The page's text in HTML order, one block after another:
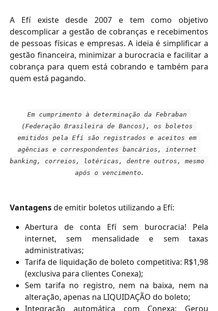
A Efí existe desde 2007 e tem como objetivo
descomplicar a gestão de cobranças e recebimentos
de pessoas físicas e empresas. A ideia é simplificar a
gestão financeira, minimizar a burocracia e facilitar a
cobrança para quem está cobrando e também para
quem está pagando.
Em cumprimento à determinação da Febraban
(Federação Brasileira de Bancos), os boletos
emitidos pela Efí são registrados e aceitos em
agências e correspondentes bancários, internet
banking, correios, lotéricas, dentre outros, mesmo
após o vencimento.
Vantagensde emitir boletos utilizando a Efí:
Abertura de conta Efí sem burocracia! Pela
internet, sem mensalidade e sem taxas
administrativas;
Tarifa de liquidação de boleto competitiva: R$1,98
(exclusiva para clientes Conexa);
Sem tarifa no registro, nem na baixa, nem na
alteração, apenas na LIQUIDAÇÃO do boleto;
Integração automática com Conexa: Gerou